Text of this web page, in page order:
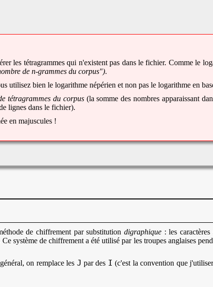
les tétragrammes qui n'existent pas dans le fichier. Comme le
de n-grammes du corpus").
utilisez bien le logarithme népérien et non pas le logarithme en
tétragrammes du corpus(la somme des nombres apparaissant
lignes dans le fichier).
en majuscules !
de chiffrement par substitutiondigraphique : les
système de chiffrement a été utilisé par les troupes anglaises
on remplace les J par des I (c'est la convention que